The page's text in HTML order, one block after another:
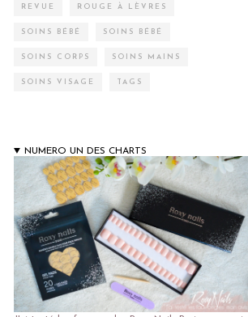
REVUE ROUGE À LÈVRES
SOINS BÉBÉ SOINS BÉBÉ
SOINS CORPS SOINS MAINS
SOINS VISAGE TAGS
NUMERO UN DES CHARTS